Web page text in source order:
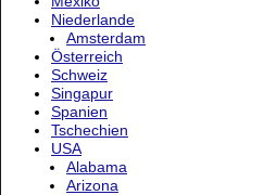
Niederlande
Amsterdam
Österreich
Schweiz
Singapur
Spanien
Tschechien
USA
Alabama
Arizona